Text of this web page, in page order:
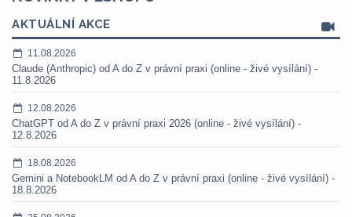
AKTUÁLNÍ AKCE
11.08.2026
Claude (Anthropic) od A do Z v právní praxi (online - živé vysílání) -
11.8.2026
12.08.2026
ChatGPT od A do Z v právní praxi 2026 (online - živé vysílání) -
12.8.2026
18.08.2026
Gemini a NotebookLM od A do Z v právní praxi (online - živé vysílání) -
18.8.2026